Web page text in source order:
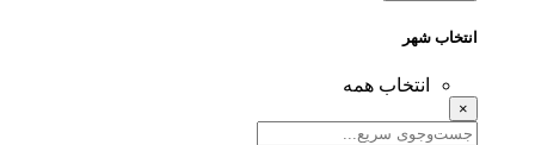
انتخاب شهر
انتخاب همه
×